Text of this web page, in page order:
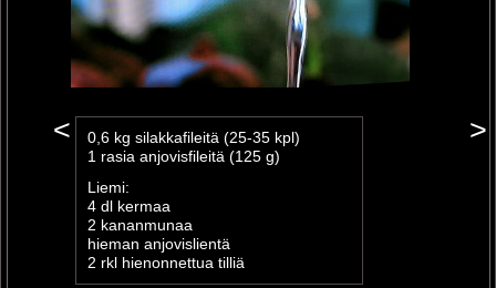
< >
0,6 kg silakkafileitä (25-35 kpl)
1 rasia anjovisfileitä (125 g)
Liemi:
4 dl kermaa
2 kananmunaa
hieman anjovislientä
2 rkl hienonnettua tilliä